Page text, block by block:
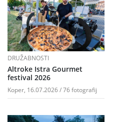
DRUŽABNOSTI
Altroke Istra Gourmet
festival 2026
Koper, 16.07.2026 / 76 fotografij